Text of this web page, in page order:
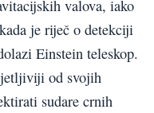
valova, iako
je riječ o detekciji
Einstein teleskop.
od svojih
sudare crnih